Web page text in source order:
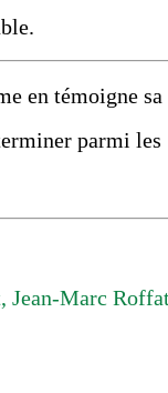
en témoigne sa
parmi les
Jean-Marc